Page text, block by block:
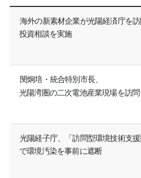
GFEZニュース 목록으로 번호, 제목, 작성자, 조회수, 등록일, 첨부파일로 나열 되고 있습니다.
海外の新素材企業が光陽経済庁を訪
投資相談を実施
閔炯培・統合特別市長、
光陽湾圏の二次電池産業現場を訪問
光陽経子庁、「訪問型環境技術支援
で環境汚染を事前に遮断